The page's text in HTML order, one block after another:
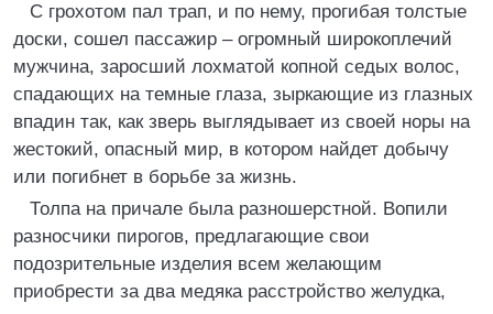
С грохотом пал трап, и по нему, прогибая толстые
доски, сошел пассажир – огромный широкоплечий
мужчина, заросший лохматой копной седых волос,
спадающих на темные глаза, зыркающие из глазных
впадин так, как зверь выглядывает из своей норы на
жестокий, опасный мир, в котором найдет добычу
или погибнет в борьбе за жизнь.
Толпа на причале была разношерстной. Вопили
разносчики пирогов, предлагающие свои
подозрительные изделия всем желающим
приобрести за два медяка расстройство желудка,